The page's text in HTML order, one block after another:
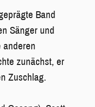
Band
Sänger und
anderen
zunächst, er
Zuschlag.